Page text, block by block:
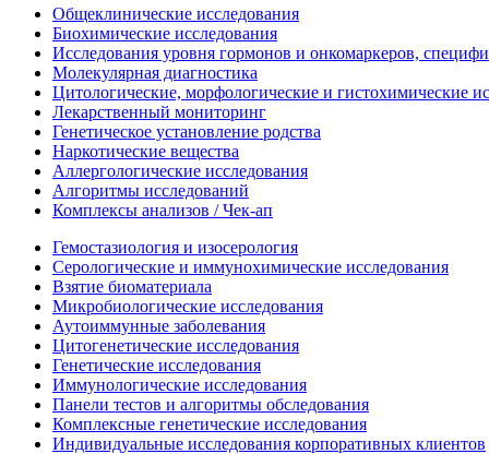
Общеклинические исследования
Биохимические исследования
Исследования уровня гормонов и онкомаркеров,
Молекулярная диагностика
Цитологические, морфологические и гистохимические
Лекарственный мониторинг
Генетическое установление родства
Наркотические вещества
Аллергологические исследования
Алгоритмы исследований
Комплексы анализов / Чек-ап
Гемостазиология и изосерология
Серологические и иммунохимические исследования
Взятие биоматериала
Микробиологические исследования
Аутоиммунные заболевания
Цитогенетические исследования
Генетические исследования
Иммунологические исследования
Панели тестов и алгоритмы обследования
Комплексные генетические исследования
Индивидуальные исследования корпоративных клиентов